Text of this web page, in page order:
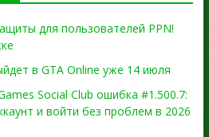
для пользователей PPN!
в GTA Online уже 14 июля
Social Club ошибка #1.500.7:
и войти без проблем в 2026